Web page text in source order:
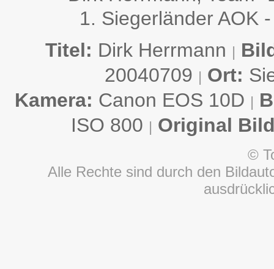
1. Siegerländer AOK
Titel: Dirk Herrmann |
20040709 | Ort:
Kamera: Canon EOS 10D |
ISO 800 | Original
©
Alle Rechte sind durch den